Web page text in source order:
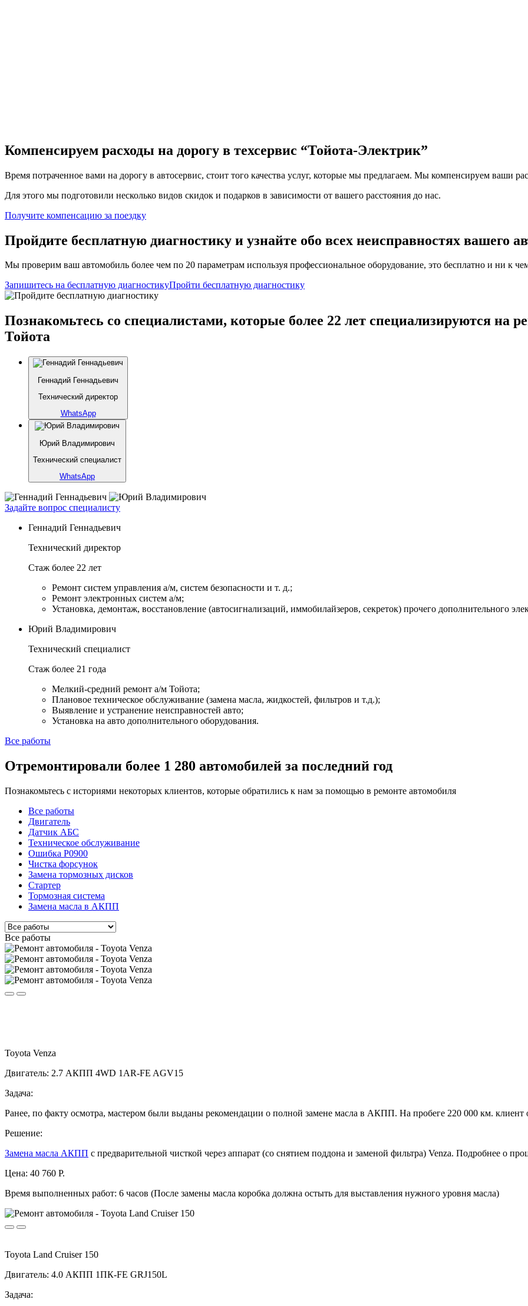
Компенсируем расходы на дорогу в техсервис “Тойота-Электрик”
Время потраченное вами на дорогу в автосервис, стоит того качества услуг, которые мы предлагаем. Мы компенсируем ваши
Для этого мы подготовили несколько видов скидок и подарков в зависимости от вашего расстояния до нас.
Получите компенсацию за поездку
Пройдите бесплатную диагностику и узнайте обо всех неисправностях вашего
Мы проверим ваш автомобиль более чем по 20 параметрам используя профессиональное оборудование, это бесплатно и ни к
Запишитесь на бесплатную диагностикуПройти бесплатную диагностику
Познакомьтесь со специалистами, которые более 22 лет специализируются на
Тойота
Геннадий Геннадьевич
Технический директор
WhatsApp
Юрий Владимирович
Технический специалист
WhatsApp
Задайте вопрос специалисту
Геннадий Геннадьевич
Технический директор
Стаж более 22 лет
Ремонт систем управления а/м, систем безопасности и т. д.;
Ремонт электронных систем а/м;
Установка, демонтаж, восстановление (автосигнализаций, иммобилайзеров, секреток) прочего дополнительного
Юрий Владимирович
Технический специалист
Стаж более 21 года
Мелкий-средний ремонт а/м Тойота;
Плановое техническое обслуживание (замена масла, жидкостей, фильтров и т.д.);
Выявление и устранение неисправностей авто;
Установка на авто дополнительного оборудования.
Все работы
Отремонтировали более 1 280 автомобилей за последний год
Познакомьтесь с историями некоторых клиентов, которые обратились к нам за помощью в ремонте автомобиля
Все работы
Двигатель
Датчик АБС
Техническое обслуживание
Ошибка P0900
Чистка форсунок
Замена тормозных дисков
Стартер
Тормозная система
Замена масла в АКПП
Все работы
Toyota Venza
Двигатель: 2.7 АКПП 4WD 1AR-FE AGV15
Задача:
Ранее, по факту осмотра, мастером были выданы рекомендации о полной замене масла в АКПП. На пробеге 220 000 км.
Решение:
Замена масла АКПП с предварительной чисткой через аппарат (со снятием поддона и заменой фильтра) Venza. Подробнее о
Цена: 40 760 Р.
Время выполненных работ: 6 часов (После замены масла коробка должна остыть для выставления нужного уровня масла)
Toyota Land Cruiser 150
Двигатель: 4.0 АКПП 1ПК-FE GRJ150L
Задача: